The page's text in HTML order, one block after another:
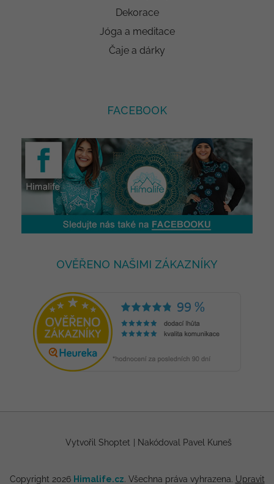
Dekorace
Jóga a meditace
Čaje a dárky
FACEBOOK
OVĚŘENO NAŠIMI ZÁKAZNÍKY
Vytvořil Shoptet Nakódoval Pavel Kuneš
Copyright 2026 Himalife.cz. Všechna práva vyhrazena. Upravit